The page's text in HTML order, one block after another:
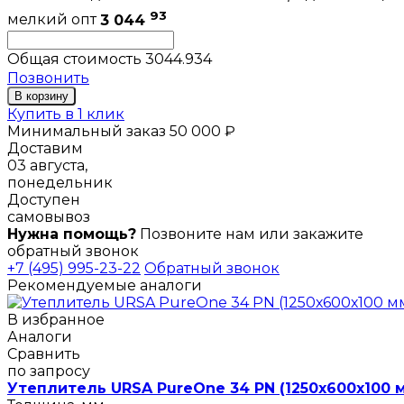
мелкий опт 3 044 93
Общая стоимость 3044.934
Позвонить
В корзину
Купить в 1 клик
Минимальный заказ 50 000 ₽
Доставим
03 августа,
понедельник
Доступен
самовывоз
Нужна помощь? Позвоните нам или закажите
обратный звонок
+7 (495) 995-23-22 Обратный звонок
Рекомендуемые аналоги
В избранное
Аналоги
Сравнить
по запросу
Утеплитель URSA PureOne 34 PN (1250х600х100